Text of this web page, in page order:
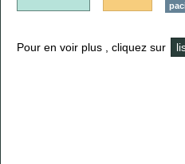
Pour en voir plus , cliquez sur